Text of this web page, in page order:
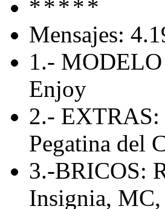
Mensajes:
1.-
Enjoy
2.- EXTRAS:
Pegatina del
3.-BRICOS:
Insignia, MC,